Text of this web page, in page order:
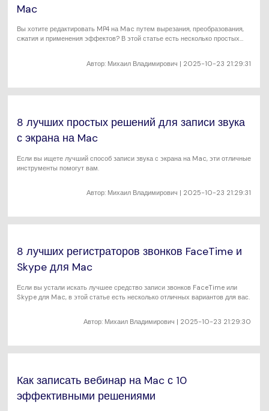
Mac
Вы хотите редактировать MP4 на Mac путем вырезания, преобразования,
сжатия и применения эффектов? В этой статье есть несколько простых
Автор: Михаил Владимирович | 2025-10-23 21:29:31
8 лучших простых решений для записи звука
с экрана на Mac
Если вы ищете лучший способ записи звука с экрана на Mac, эти отличные
инструменты помогут вам.
Автор: Михаил Владимирович | 2025-10-23 21:29:31
8 лучших регистраторов звонков FaceTime и
Skype для Mac
Если вы устали искать лучшее средство записи звонков FaceTime или
Skype для Mac, в этой статье есть несколько отличных вариантов для вас.
Автор: Михаил Владимирович | 2025-10-23 21:29:30
Как записать вебинар на Mac с 10
эффективными решениями